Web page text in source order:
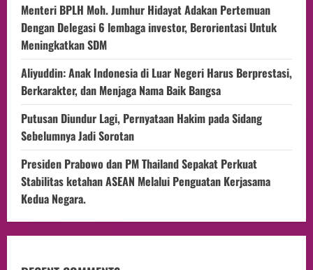
Menteri BPLH Moh. Jumhur Hidayat Adakan Pertemuan
Dengan Delegasi 6 lembaga investor, Berorientasi Untuk
Meningkatkan SDM
Aliyuddin: Anak Indonesia di Luar Negeri Harus Berprestasi,
Berkarakter, dan Menjaga Nama Baik Bangsa
Putusan Diundur Lagi, Pernyataan Hakim pada Sidang
Sebelumnya Jadi Sorotan
Presiden Prabowo dan PM Thailand Sepakat Perkuat
Stabilitas ketahan ASEAN Melalui Penguatan Kerjasama
Kedua Negara.